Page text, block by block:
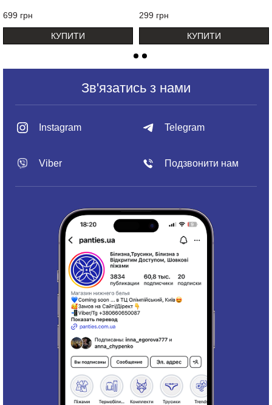
699 грн
КУПИТИ
299 грн
КУПИТИ
Зв'язатись з нами
Instagram Telegram
Viber Подзвонити нам